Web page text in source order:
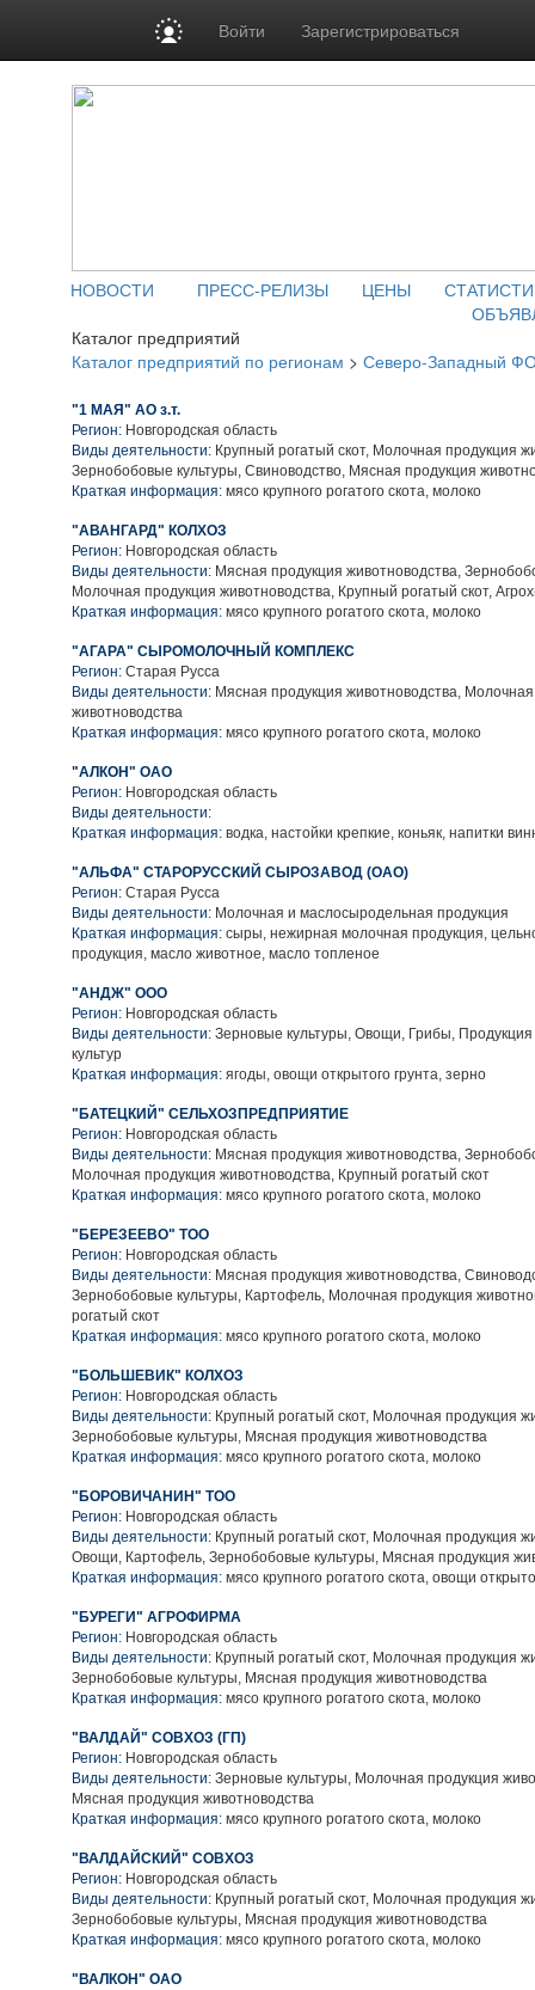
Войти Зарегистрироваться
НОВОСТИ ПРЕСС-РЕЛИЗЫ ЦЕНЫ
Каталог предприятий
Каталог предприятий по регионам > Северо-Западный
"1 МАЯ" АО з.т.
Регион: Новгородская область
Виды деятельности: Крупный рогатый скот, Молочная продукция
Зернобобовые культуры, Свиноводство, Мясная продукция
Краткая информация: мясо крупного рогатого скота, молоко
"АВАНГАРД" КОЛХОЗ
Регион: Новгородская область
Виды деятельности: Мясная продукция животноводства,
Молочная продукция животноводства, Крупный рогатый скот,
Краткая информация: мясо крупного рогатого скота, молоко
"АГАРА" СЫРОМОЛОЧНЫЙ КОМПЛЕКС
Регион: Старая Русса
Виды деятельности: Мясная продукция животноводства,
животноводства
Краткая информация: мясо крупного рогатого скота, молоко
"АЛКОН" ОАО
Регион: Новгородская область
Виды деятельности:
Краткая информация: водка, настойки крепкие, коньяк, напитки
"АЛЬФА" СТАРОРУССКИЙ СЫРОЗАВОД (ОАО)
Регион: Старая Русса
Виды деятельности: Молочная и маслосыродельная продукция
Краткая информация: сыры, нежирная молочная продукция,
продукция, масло животное, масло топленое
"АНДЖ" ООО
Регион: Новгородская область
Виды деятельности: Зерновые культуры, Овощи, Грибы,
культур
Краткая информация: ягоды, овощи открытого грунта, зерно
"БАТЕЦКИЙ" СЕЛЬХОЗПРЕДПРИЯТИЕ
Регион: Новгородская область
Виды деятельности: Мясная продукция животноводства,
Молочная продукция животноводства, Крупный рогатый скот
Краткая информация: мясо крупного рогатого скота, молоко
"БЕРЕЗЕЕВО" ТОО
Регион: Новгородская область
Виды деятельности: Мясная продукция животноводства,
Зернобобовые культуры, Картофель, Молочная продукция
рогатый скот
Краткая информация: мясо крупного рогатого скота, молоко
"БОЛЬШЕВИК" КОЛХОЗ
Регион: Новгородская область
Виды деятельности: Крупный рогатый скот, Молочная продукция
Зернобобовые культуры, Мясная продукция животноводства
Краткая информация: мясо крупного рогатого скота, молоко
"БОРОВИЧАНИН" ТОО
Регион: Новгородская область
Виды деятельности: Крупный рогатый скот, Молочная продукция
Овощи, Картофель, Зернобобовые культуры, Мясная продукция
Краткая информация: мясо крупного рогатого скота, овощи
"БУРЕГИ" АГРОФИРМА
Регион: Новгородская область
Виды деятельности: Крупный рогатый скот, Молочная продукция
Зернобобовые культуры, Мясная продукция животноводства
Краткая информация: мясо крупного рогатого скота, молоко
"ВАЛДАЙ" СОВХОЗ (ГП)
Регион: Новгородская область
Виды деятельности: Зерновые культуры, Молочная продукция
Мясная продукция животноводства
Краткая информация: мясо крупного рогатого скота, молоко
"ВАЛДАЙСКИЙ" СОВХОЗ
Регион: Новгородская область
Виды деятельности: Крупный рогатый скот, Молочная продукция
Зернобобовые культуры, Мясная продукция животноводства
Краткая информация: мясо крупного рогатого скота, молоко
"ВАЛКОН" ОАО